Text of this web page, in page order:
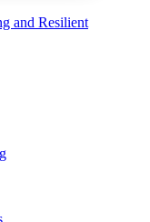
and Resilient